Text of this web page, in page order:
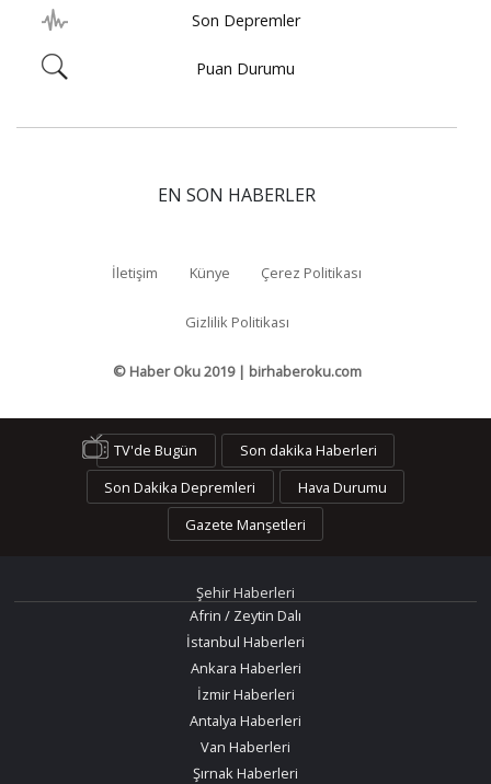
Son Depremler
Puan Durumu
EN SON HABERLER
İletişim Künye Çerez Politikası
Gizlilik Politikası
© Haber Oku 2019 | birhaberoku.com
TV'de Bugün
Son dakika Haberleri
Son Dakika Depremleri
Hava Durumu
Gazete Manşetleri
Şehir Haberleri
Afrin / Zeytin Dalı
İstanbul Haberleri
Ankara Haberleri
İzmir Haberleri
Antalya Haberleri
Van Haberleri
Şırnak Haberleri